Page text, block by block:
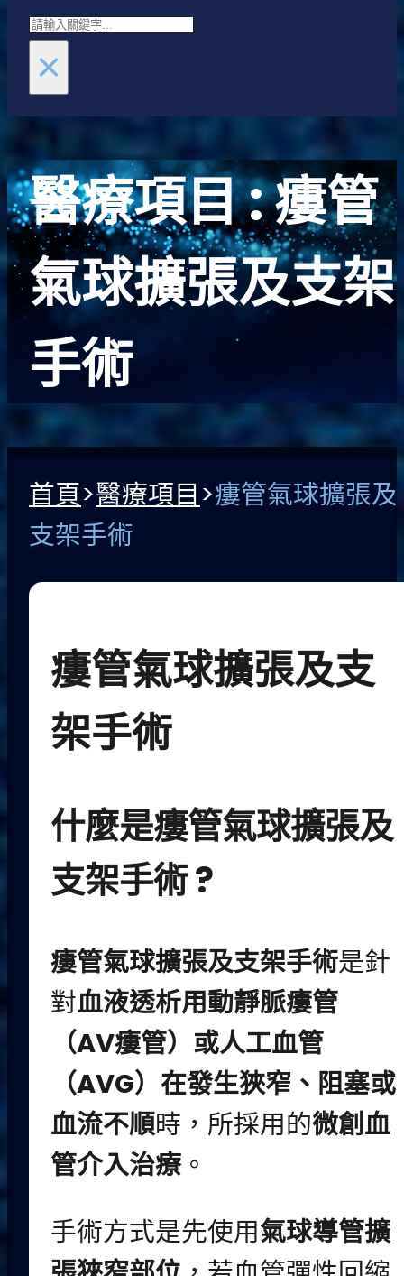
Search
×
醫療項目 :瘻管
氣球擴張及支架
手術
首頁>醫療項目 >瘻管氣球擴張及
支架手術
瘻管氣球擴張及支
架手術
什麼是瘻管氣球擴張及
支架手術 ?
瘻管氣球擴張及支架手術是針
對血液透析用動靜脈瘻管
（AV瘻管）或人工血管
（AVG）在發生狹窄、阻塞或
血流不順時，所採用的微創血
管介入治療。
手術方式是先使用氣球導管擴